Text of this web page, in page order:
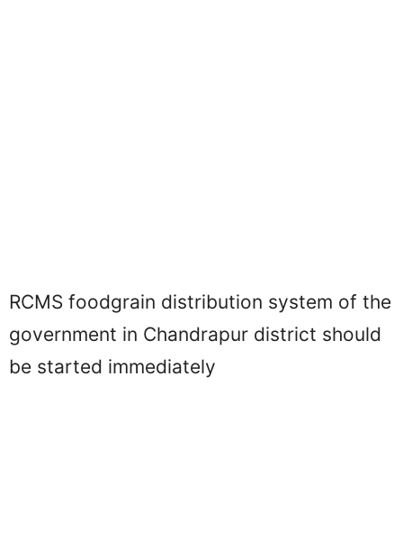
RCMS foodgrain distribution system of the
government in Chandrapur district should
be started immediately